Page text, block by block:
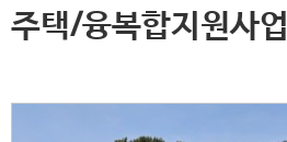
주택/융복합지원사업